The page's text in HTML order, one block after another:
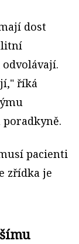
dost
říká
pacienti
zřídka je